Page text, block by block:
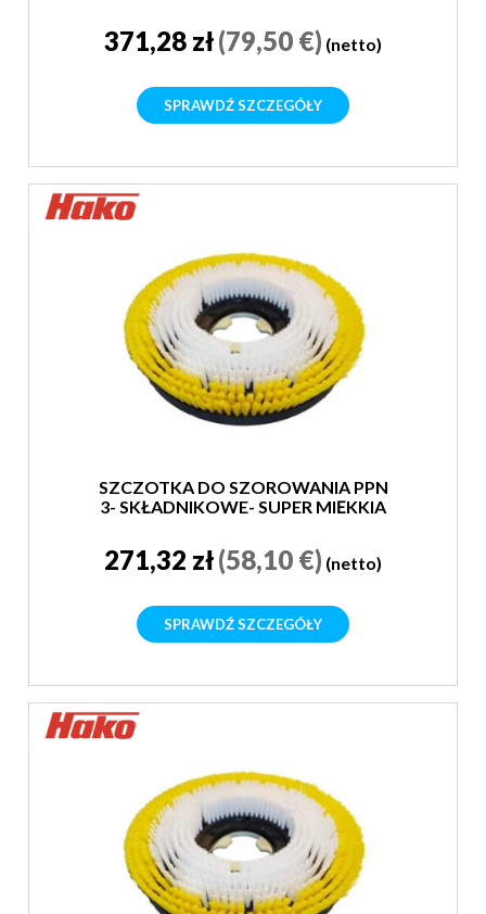
371,28 zł(79,50 €) (netto)
SPRAWDŹ SZCZEGÓŁY
SZCZOTKA DO SZOROWANIA PPN
3- SKŁADNIKOWE- SUPER MIĘKKIA
271,32 zł(58,10 €) (netto)
SPRAWDŹ SZCZEGÓŁY